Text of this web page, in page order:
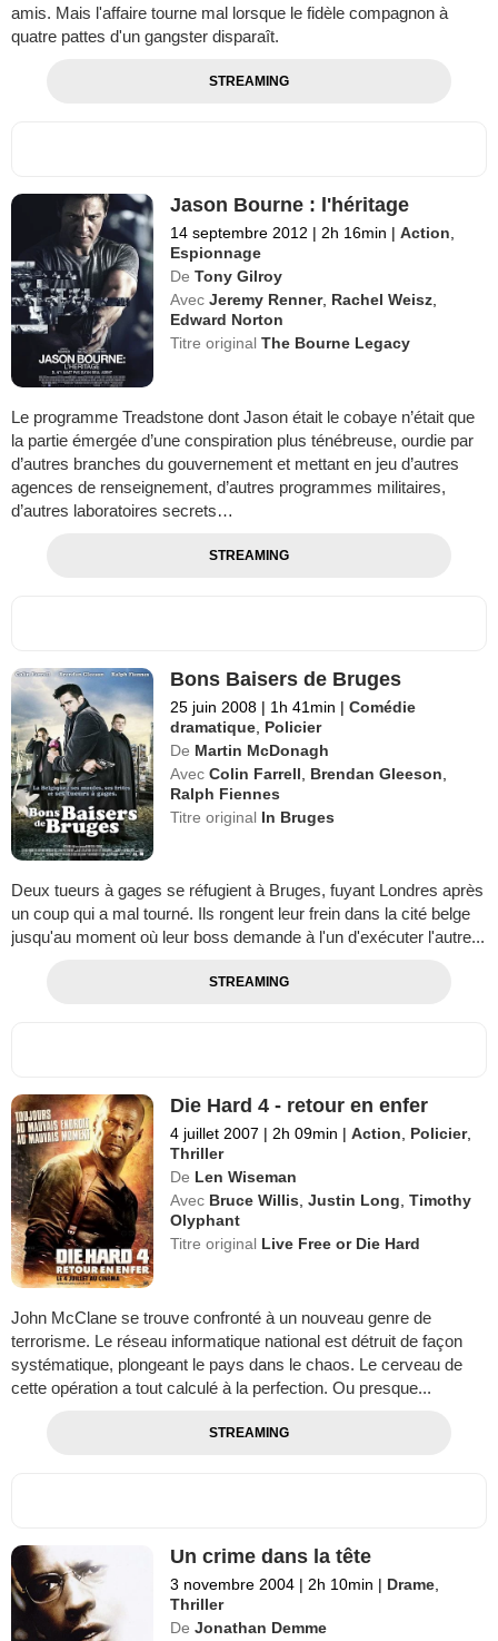
amis. Mais l'affaire tourne mal lorsque le fidèle compagnon à
quatre pattes d'un gangster disparaît.
STREAMING
Jason Bourne : l'héritage
14 septembre 2012 | 2h 16min | Action
Espionnage
De Tony Gilroy
Avec Jeremy Renner, Rachel Weisz
Edward Norton
Titre originalThe Bourne Legacy
Le programme Treadstone dont Jason était le cobaye n’était que
la partie émergée d’une conspiration plus ténébreuse, ourdie par
d’autres branches du gouvernement et mettant en jeu d’autres
agences de renseignement, d’autres programmes militaires,
d’autres laboratoires secrets…
STREAMING
Bons Baisers de Bruges
25 juin 2008 | 1h 41min | Comédie
dramatique Policier
De Martin McDonagh
Avec Colin Farrell Brendan Gleeson
Ralph Fiennes
Titre original In Bruges
Deux tueurs à gages se réfugient à Bruges, fuyant Londres après
un coup qui a mal tourné. Ils rongent leur frein dans la cité belge
jusqu'au moment où leur boss demande à l'un d'exécuter l'autre...
STREAMING
Die Hard 4 - retour en enfer
4 juillet 2007 | 2h 09min | Action, Policier,
Thriller
De Len Wiseman
Avec Bruce Willis,Justin Long,Timothy
Olyphant
Titre original Live Free or Die Hard
John McClane se trouve confronté à un nouveau genre de
terrorisme. Le réseau informatique national est détruit de façon
systématique, plongeant le pays dans le chaos. Le cerveau de
cette opération a tout calculé à la perfection. Ou presque...
STREAMING
Un crime dans la tête
3 novembre 2004 | 2h 10min | Drame,
Thriller
De Jonathan Demme